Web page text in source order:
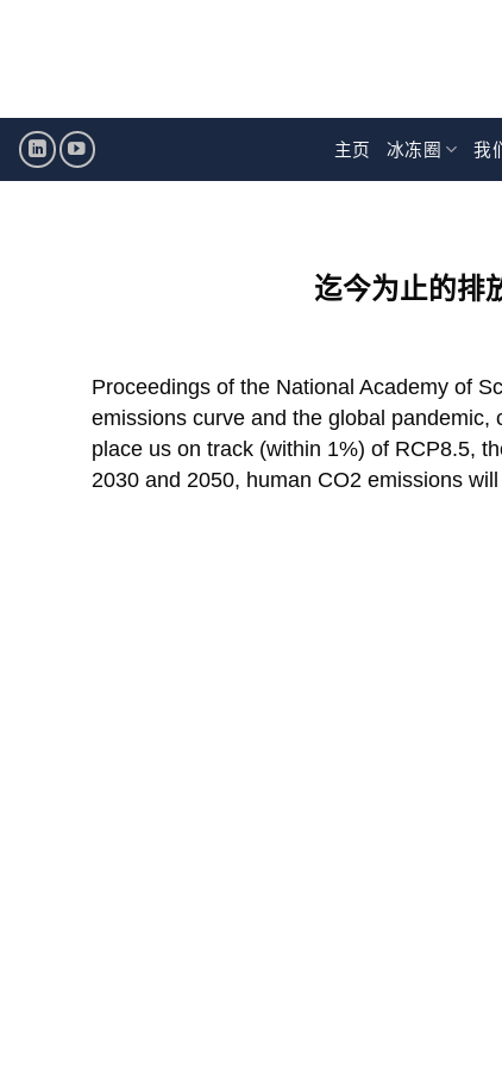
主页 冰冻圈 我
迄今为止的排
Proceedings of the National Academy of
emissions curve and the global
place us on track (within 1%) of RCP8.5,
2030 and 2050, human CO2 emissions